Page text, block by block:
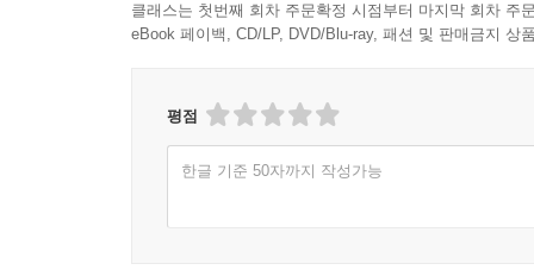
클래스는 첫번째 회차 주문확정 시점부터 마지막 회차 주
eBook 페이백, CD/LP, DVD/Blu-ray, 패션 및 판매금지 상
평점
한글 기준 50자까지 작성가능